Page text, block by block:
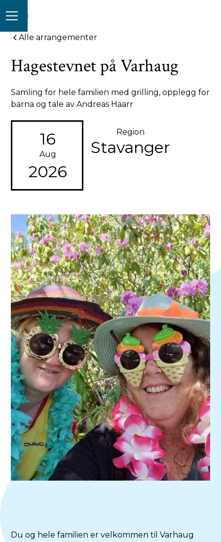
Alle arrangementer
Hagestevnet på Varhaug
Samling for hele familien med grilling, opplegg for
barna og tale av Andreas Haarr
16
Aug
2026
Region
Stavanger
Du og hele familien er velkommen til Varhaug